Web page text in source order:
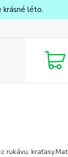
krásné léto.
rukávu,